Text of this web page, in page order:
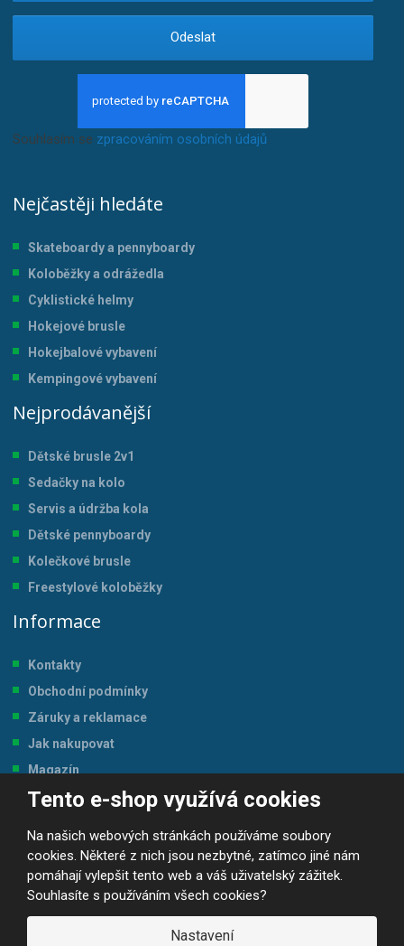
Tento e-shop využívá cookies
Na našich webových stránkách používáme soubory
cookies. Některé z nich jsou nezbytné, zatímco jiné nám
pomáhají vylepšit tento web a váš uživatelský zážitek.
Souhlasíte s používáním všech cookies?
Nastavení
Odeslat
Souhlasím se zpracováním osobních údajů
Nejčastěji hledáte
Skateboardy a pennyboardy
Koloběžky a odrážedla
Cyklistické helmy
Hokejové brusle
Hokejbalové vybavení
Kempingové vybavení
Nejprodávanější
Dětské brusle 2v1
Sedačky na kolo
Servis a údržba kola
Dětské pennyboardy
Kolečkové brusle
Freestylové koloběžky
Informace
Kontakty
Obchodní podmínky
Záruky a reklamace
Jak nakupovat
Magazín
Tabulka velikostí
© 2026, JP-SPORT.CZ SPORTOVNÍ POTŘEBY
Prohlášení o přístupnosti |Mapa stránek ||GDPR